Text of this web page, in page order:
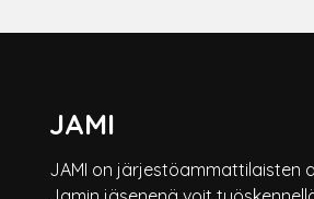
JAMI
JAMI on järjestöammattilaisten